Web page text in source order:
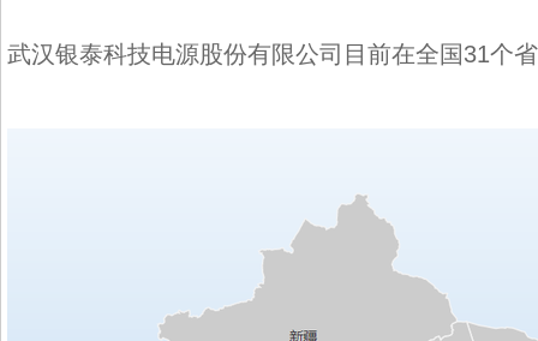
武汉银泰科技电源股份有限公司目前在全国31个